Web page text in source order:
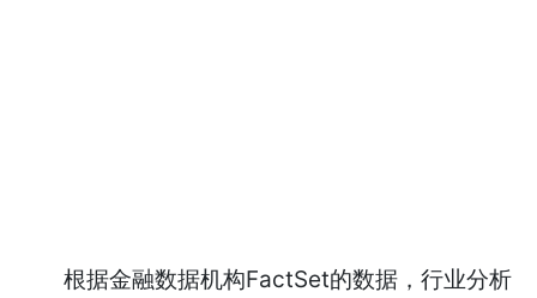
根据金融数据机构FactSet的数据，行业分析